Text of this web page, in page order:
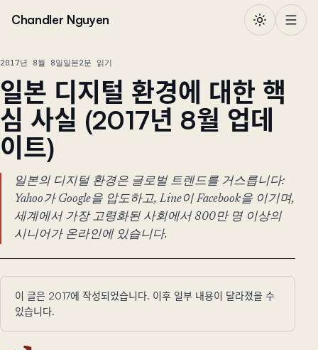
Chandler Nguyen
2017년 8월 8일일본2분 읽기
일본 디지털 환경에 대한 핵
심 사실 (2017년 8월 업데
이트)
일본의 디지털 환경은 글로벌 트렌드를 거스릅니다:
Yahoo가 Google을 압도하고, Line이 Facebook을 이기며,
세계에서 가장 고령화된 사회에서 800만 명 이상의
시니어가 온라인에 있습니다.
이 글은 2017에 작성되었습니다. 이후 일부 내용이 달라졌을 수
있습니다.